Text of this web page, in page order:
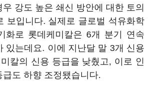
강도 높은 쇄신 방안에 대한 토의
보입니다. 실제로 글로벌 석유화학
화로 롯데케미칼은 6개 분기 연속
있는데요. 이에 지난달 말 3개 신용
칼의 신용 등급을 낮췄고, 이로 인
도 하향 조정됐습니다.